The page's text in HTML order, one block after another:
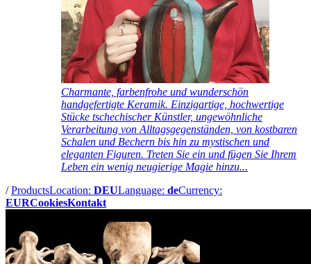
Charmante, farbenfrohe und wunderschön
handgefertigte Keramik. Einzigartige, hochwertige
Stücke tschechischer Künstler, ungewöhnliche
Verarbeitung von Alltagsgegenständen, von kostbaren
Schalen und Bechern bis hin zu mystischen und
eleganten Figuren. Treten Sie ein und fügen Sie Ihrem
Leben ein wenig neugierige Magie hinzu...
/ProductsLocation: DEULanguage: deCurrency:
EURCookiesKontakt